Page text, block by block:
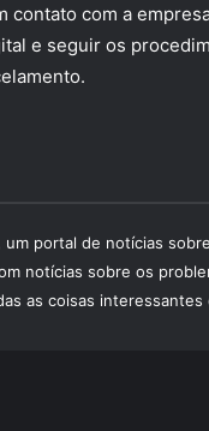
contato com a
e seguir os
um portal de notícias
notícias sobre os
as coisas interessantes